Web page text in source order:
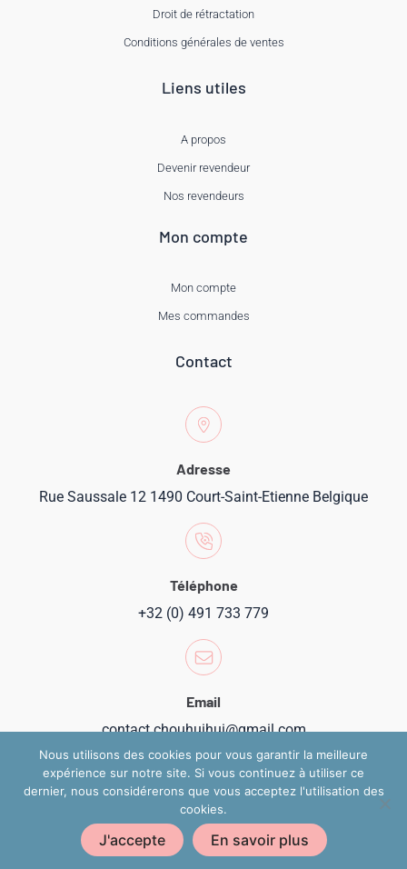
Droit de rétractation
Conditions générales de ventes
Liens utiles
A propos
Devenir revendeur
Nos revendeurs
Mon compte
Mon compte
Mes commandes
Contact
Adresse
Rue Saussale 12 1490 Court-Saint-Etienne Belgique
Téléphone
+32 (0) 491 733 779
Email
contact.chouhuihui@gmail.com
Copyright 2024 @ Chouhuihui
Nous utilisons des cookies pour vous garantir la meilleure
expérience sur notre site. Si vous continuez à utiliser ce
dernier, nous considérerons que vous acceptez l'utilisation des
cookies.
J'accepte En savoir plus